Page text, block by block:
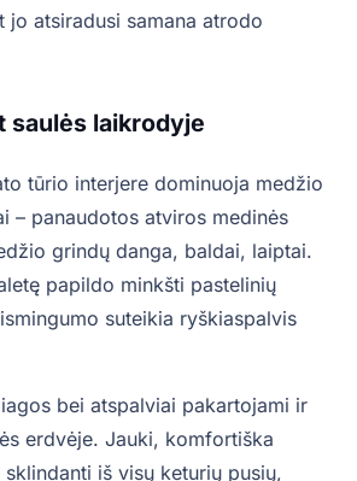
jo atsiradusi samana atrodo
saulės laikrodyje
tūrio interjere dominuoja medžio
– panaudotos atviros medinės
grindų danga, baldai, laiptai.
papildo minkšti pastelinių
suteikia ryškiaspalvis
bei atspalviai pakartojami ir
erdvėje. Jauki, komfortiška
iš visų keturių pusių,